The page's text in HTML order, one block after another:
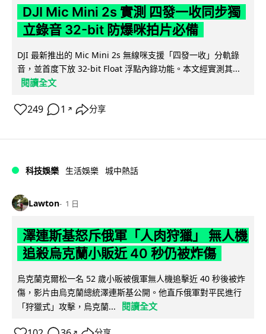
DJI Mic Mini 2s 實測 四發一收同步獨
立錄音 32-bit 防爆咪拍片必備
DJI 最新推出的 Mic Mini 2s 無線咪支援「四發一收」分軌錄
音，並首度下放 32-bit Float 浮點內錄功能。本文經實測其...
閱讀全文
249 1 ↗ 分享
科技娛樂 生活娛樂 城中熱話
Lawton 1 日
澤連斯基怒斥俄軍「人肉狩獵」 無人機
追殺烏克蘭小販近 40 秒仍被炸傷
烏克蘭克爾松一名 52 歲小販被俄軍無人機追擊近 40 秒後被炸
傷，影片由烏克蘭總統澤連斯基公開。他直斥俄軍對平民進行
「狩獵式」攻擊，烏克蘭...
閱讀全文